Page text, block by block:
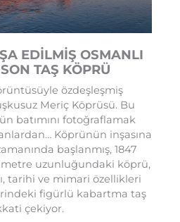
EDİLMİŞ OSMANLI
TAŞ KÖPRÜ
özdeşleşmiş
Meriç Köprüsü. Bu
batımını fotoğraflamak
Köprünün inşasına
başlanmış, 1847
metre uzunluğundaki köprü,
tarihi ve mimari özellikleri
figürlü kabartma taş
çekiyor.